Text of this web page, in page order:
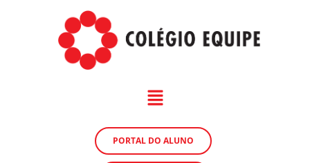
PORTAL DO ALUNO